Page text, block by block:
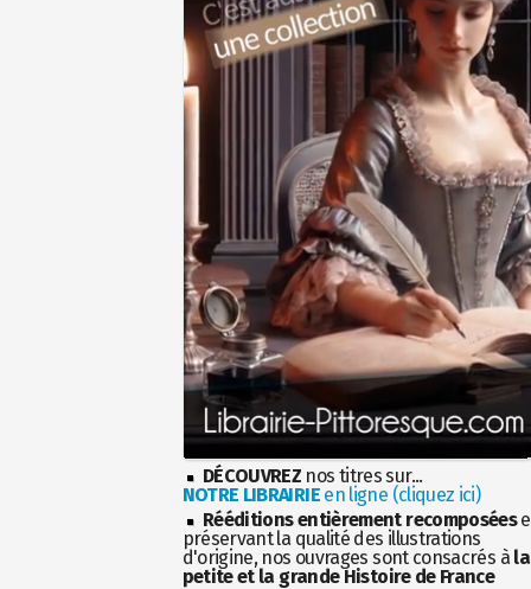
DÉCOUVREZ nos titres sur...
NOTRE LIBRAIRIEen ligne (cliquez ici)
Rééditions entièrement recomposées
préservant la qualité des illustrations
d'origine, nos ouvrages sont consacrés à la
petite et la grande Histoire de France